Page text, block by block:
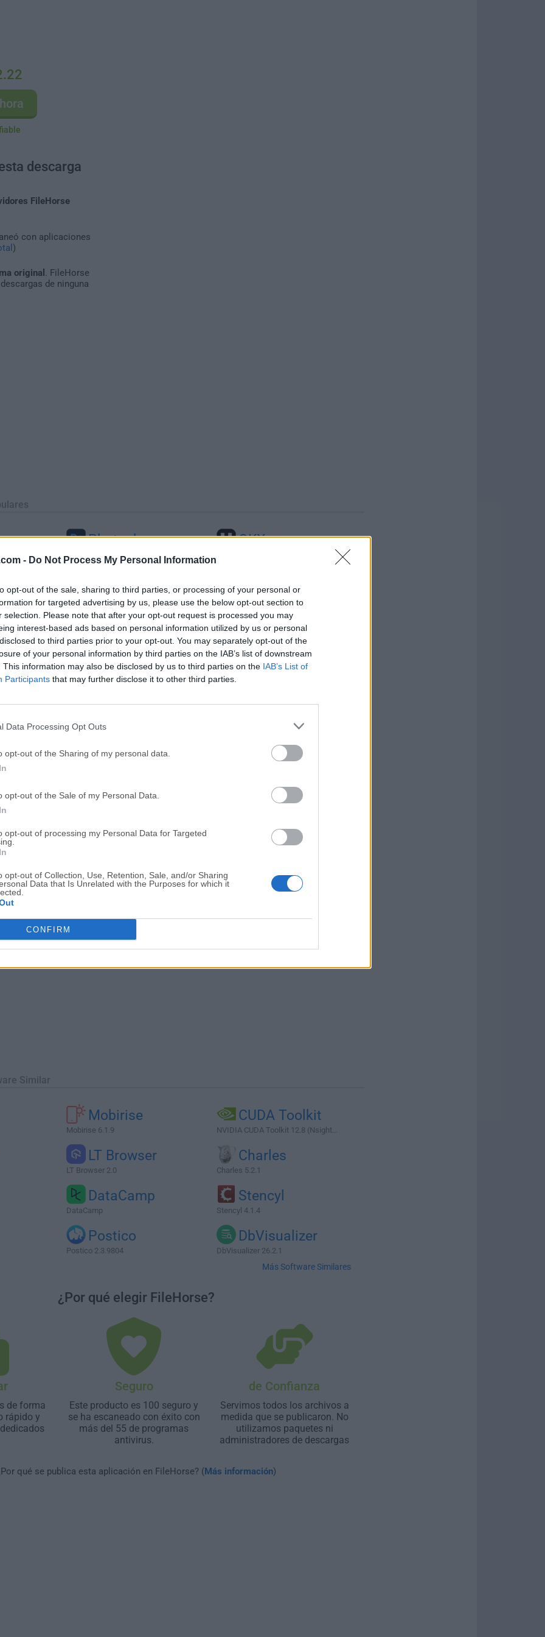
- Do Not Process My Personal Information
opt-out of the sale, sharing to third parties, or processing of your personal or
for targeted advertising by us, please use the below opt-out section to
selection. Please note that after your opt-out request is processed you may
interest-based ads based on personal information utilized by us or personal
to third parties prior to your opt-out. You may separately opt-out of the
of your personal information by third parties on the IAB’s list of downstream
This information may also be disclosed by us to third parties on the IAB’s List of
Participants that may further disclose it to other third parties.
Data Processing Opt Outs
opt-out of the Sharing of my personal data.
opt-out of the Sale of my Personal Data.
opt-out of processing my Personal Data for Targeted
opt-out of Collection, Use, Retention, Sale, and/or Sharing
Data that Is Unrelated with the Purposes for which it
CONFIRM
descarga
FileHorse
con aplicaciones
)
original
. FileHorse
de ninguna
Photoshop
Adobe Photoshop CC 2026 27.9.1
OKX
Adobe Acrobat Pro 2026.001.21771 Cleamio 3.4.0
TradingView
TradingView - Track All Markets
CleanMyMac
CleanMyMac X 5.2.10
LockWiper
iMyFone LockWiper 8.1.3
Partition
EaseUS Partition Master 1.4.0
Mac
una distribución de Apache fácil de instalar completamente gratuita que contiene
El paquete de código abierto XAMPP ha sido configurado para ser increíblemente
y se vuelve más difícil si se desea añadir MySQL, PHP y Perl. El objetivo de la
una distribución fácil de instalar para desarrolladores para adentrarse en el
activadas.En caso de uso comercial, por favor, consulte las licencias del
de vista de la ap...
Similar
Mobirise
Mobirise 6.1.9
CUDA Toolkit
NVIDIA CUDA Toolkit 12.8 (Nsight...
LT Browser
LT Browser 2.0
Charles
Charles 5.2.1
DataCamp
DataCamp
Stencyl
Stencyl 4.1.4
Postico
Postico 2.3.9804
DbVisualizer
DbVisualizer 26.2.1
Más Software Similares
¿Por qué elegir FileHorse?
de forma
rápido y
Seguro
Este producto es 100 seguro y
se ha escaneado con éxito con
más del 55 de programas
antivirus.
de Confianza
Servimos todos los archivos a
medida que se publicaron. No
utilizamos paquetes ni
administradores de descargas
qué se publica esta aplicación en FileHorse? (Más información)